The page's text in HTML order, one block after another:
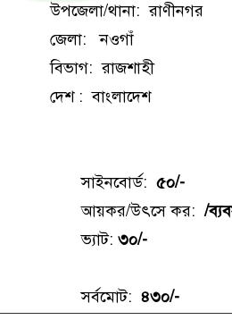
উপজেলা/থানা: রাণীনগর
জেলা: নওগাঁ
বিভাগ: রাজশাহী
দেশ : বাংলাদেশ
সাইনবোর্ড: ৫০/-
আয়কর/উৎসে কর:/
ভ্যাট: ৩০/-
সর্বমোট: ৪৩০/-